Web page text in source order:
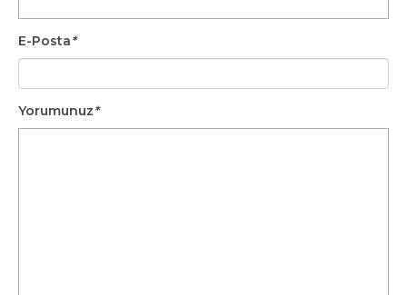
E-Posta*
Yorumunuz*